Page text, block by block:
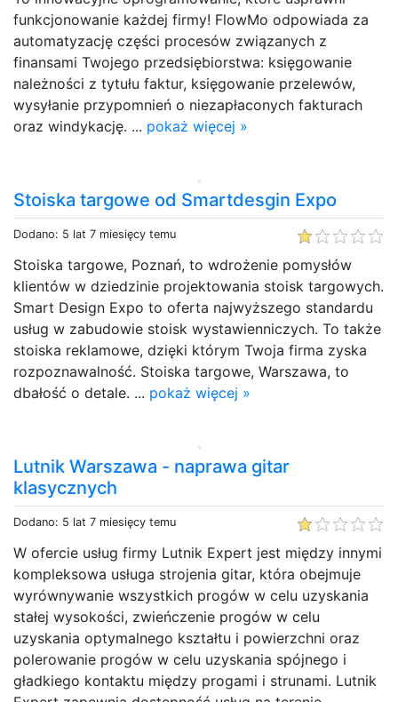
funkcjonowanie każdej firmy! FlowMo odpowiada za
automatyzację części procesów związanych z
finansami Twojego przedsiębiorstwa: księgowanie
należności z tytułu faktur, księgowanie przelewów,
wysyłanie przypomnień o niezapłaconych fakturach
oraz windykację. ... pokaż więcej »
Stoiska targowe od Smartdesgin Expo
Dodano: 5 lat 7 miesięcy temu
Stoiska targowe, Poznań, to wdrożenie pomysłów
klientów w dziedzinie projektowania stoisk targowych.
Smart Design Expo to oferta najwyższego standardu
usług w zabudowie stoisk wystawienniczych. To także
stoiska reklamowe, dzięki którym Twoja firma zyska
rozpoznawalność. Stoiska targowe, Warszawa, to
dbałość o detale. ... pokaż więcej »
Lutnik Warszawa - naprawa gitar
klasycznych
Dodano: 5 lat 7 miesięcy temu
W ofercie usług firmy Lutnik Expert jest między innymi
kompleksowa usługa strojenia gitar, która obejmuje
wyrównywanie wszystkich progów w celu uzyskania
stałej wysokości, zwieńczenie progów w celu
uzyskania optymalnego kształtu i powierzchni oraz
polerowanie progów w celu uzyskania spójnego i
gładkiego kontaktu między progami i strunami. Lutnik